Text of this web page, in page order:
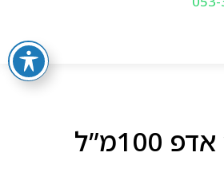
קגאל בושם יוניסקס באריזת טסטר אדפ 100מ”ל